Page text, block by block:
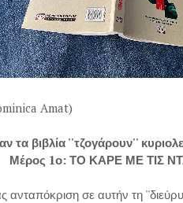
Amat)
τα βιβλία ''τζογάρουν''
Μέρος 1ο: ΤΟ ΚΑΡΕ ΜΕ ΤΙΣ
ανταπόκριση σε αυτήν τη